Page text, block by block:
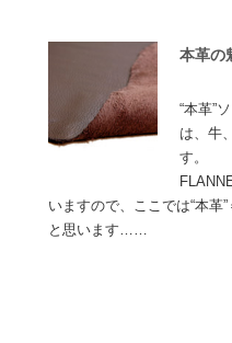
本革の
“本革”
は、牛
す。
いますので、ここでは“本革
と思います……